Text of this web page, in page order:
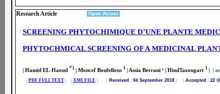
Research Article
SCREENING PHYTOCHIMIQUE D’UNE PLANTE
PHYTOCHMICAL SCREENING OF A MEDICINAL
| Hamid EL-Haoud *1 | Moncef Boufellous 1 | Assia Berrani ¹ | HindTazougart 1 | |
PDF FULL TEXT XML FILE Received 04 September 2018 Accepted 22